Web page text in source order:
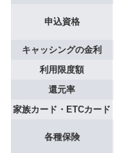
申込資格
キャッシングの金利
利用限度額
還元率
家族カード・ETCカード
各種保険